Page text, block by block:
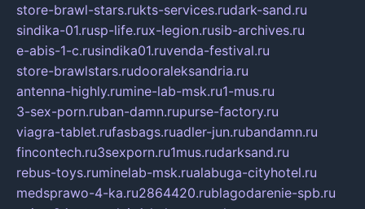
store-brawl-stars.rukts-services.rudark-sand.ru
sindika-01.rusp-life.rux-legion.rusib-archives.ru
e-abis-1-c.rusindika01.ruvenda-festival.ru
store-brawlstars.rudooraleksandria.ru
antenna-highly.rumine-lab-msk.ru1-mus.ru
3-sex-porn.ruban-damn.rupurse-factory.ru
viagra-tablet.rufasbags.ruadler-jun.rubandamn.ru
fincontech.ru3sexporn.ru1mus.rudarksand.ru
rebus-toys.ruminelab-msk.rualabuga-cityhotel.ru
medsprawo-4-ka.ru2864420.rublagodarenie-spb.ru